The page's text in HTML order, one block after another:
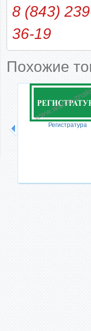
8 (843)
36-19
Похожие
Регистратура